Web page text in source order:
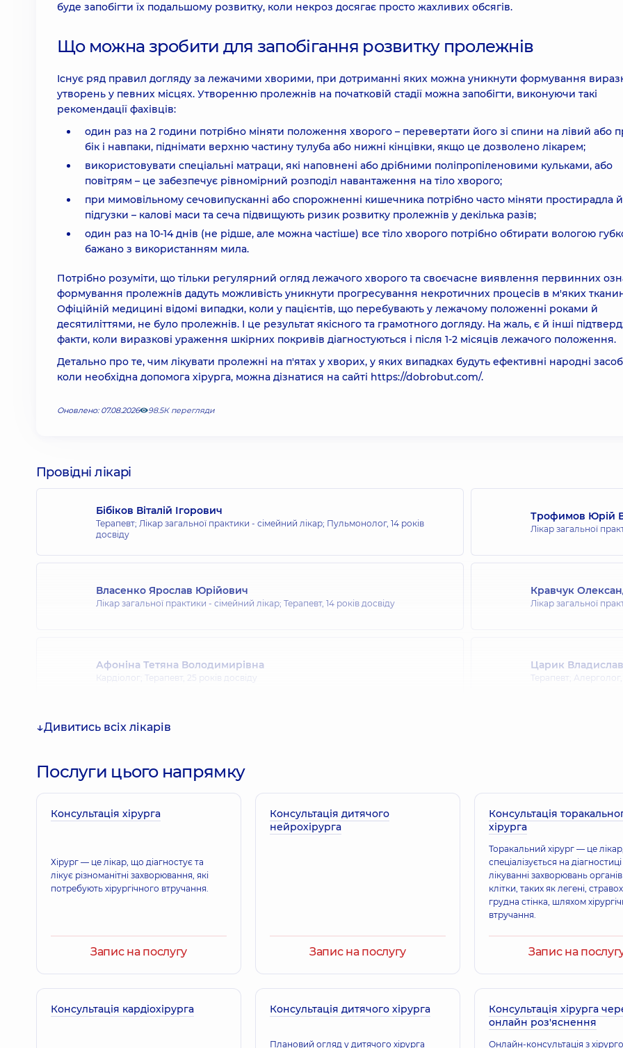
буде запобігти їх подальшому розвитку, коли некроз досягає просто жахливих обсягів.
Що можна зробити для запобігання розвитку пролежнів
Існує ряд правил догляду за лежачими хворими, при дотриманні яких можна уникнути формування
утворень у певних місцях. Утворенню пролежнів на початковій стадії можна запобігти, виконуючи такі
рекомендації фахівців:
один раз на 2 години потрібно міняти положення хворого – перевертати його зі спини на лівий або
бік і навпаки, піднімати верхню частину тулуба або нижні кінцівки, якщо це дозволено лікарем;
використовувати спеціальні матраци, які наповнені або дрібними поліпропіленовими кульками, або
повітрям – це забезпечує рівномірний розподіл навантаження на тіло хворого;
при мимовільному сечовипусканні або спорожненні кишечника потрібно часто міняти простирадла й
підгузки – калові маси та сеча підвищують ризик розвитку пролежнів у декілька разів;
один раз на 10-14 днів (не рідше, але можна частіше) все тіло хворого потрібно обтирати вологою
бажано з використанням мила.
Потрібно розуміти, що тільки регулярний огляд лежачого хворого та своєчасне виявлення первинних
формування пролежнів дадуть можливість уникнути прогресування некротичних процесів в м'яких
Офіційній медицині відомі випадки, коли у пацієнтів, що перебувають у лежачому положенні роками й
десятиліттями, не було пролежнів. І це результат якісного та грамотного догляду. На жаль, є й інші
факти, коли виразкові ураження шкірних покривів діагностуються і після 1-2 місяців лежачого положення.
Детально про те, чим лікувати пролежні на п'ятах у хворих, у яких випадках будуть ефективні народні
коли необхідна допомога хірурга, можна дізнатися на сайті https://dobrobut.com/.
Оновлено: 07.08.2026 98.5К перегляди
Провідні лікарі
Бібіков Віталій Ігорович
Терапевт; Лікар загальної практики - сімейний лікар; Пульмонолог, 14 років
досвіду
Трофимов Юрій
Лікар загальної
Власенко Ярослав Юрійович
Лікар загальної практики - сімейний лікар; Терапевт, 14 років досвіду
Кравчук
Лікар загальної
Афоніна Тетяна Володимирівна
Кардіолог; Терапевт, 25 років досвіду
Царик
Терапевт; Алерголог,
Левада Ірина Миколаївна
28 років досвіду
Корнієнко Тетяна
Малишева Олександра Юріївна Дідур Тетяна
Терапевт,17 років
Терапевт; Пульмонолог,11 років досвіду
Лабунець Роман
Лікар загальної
Дивитись всіх лікарів
Послуги цього напрямку
Консультація хірурга
Хірург — це лікар, що діагностує та
лікує різноманітні захворювання, які
потребують хірургічного втручання.
Запис на послугу
Консультація дитячого
нейрохірурга
Запис на послугу
Консультація
хірурга
Торакальний хірург — це
спеціалізується на діагностиці
лікуванні захворювань
клітки, таких як легені,
грудна стінка, шляхом
втручання.
Запис на
Консультація кардіохірурга Консультація дитячого хірурга
Плановий огляд у дитячого хірурга
Консультація хірурга
онлайн роз'яснення
Онлайн-консультація з